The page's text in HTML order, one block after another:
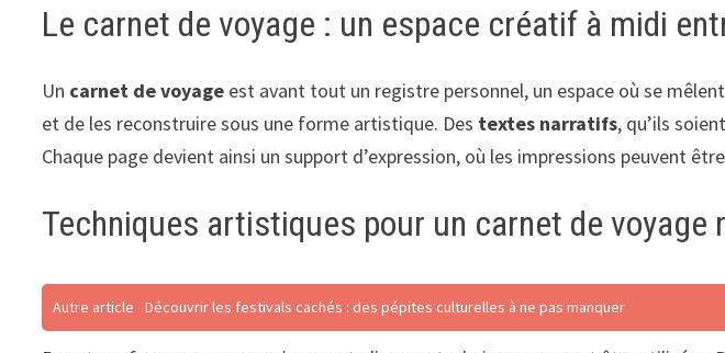
Le carnet de voyage : un espace créatif à midi
Un carnet de voyage est avant tout un registre personnel, un espace où se
et de les reconstruire sous une forme artistique. Des textes narratifs, qu’ils
Chaque page devient ainsi un support d’expression, où les impressions peuvent
Techniques artistiques pour un carnet de voyage
Autre article Découvrir les festivals cachés : des pépites culturelles à ne pas manquer